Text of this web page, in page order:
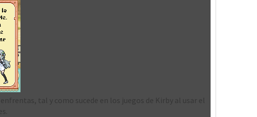
tal y como sucede en los juegos de Kirby al usar el